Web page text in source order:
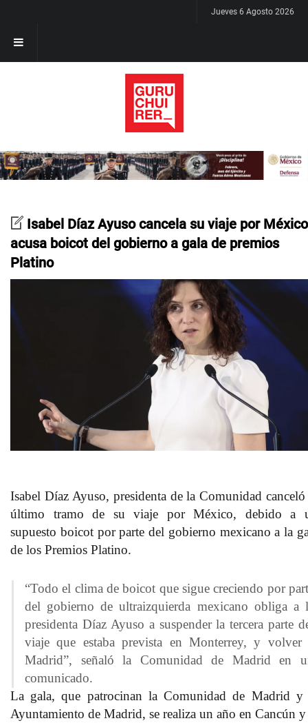
Jueves 6 Agosto 2026
Isabel Díaz Ayuso cancela su viaje por
acusa boicot del gobierno a gala de premios
Platino
Isabel Díaz Ayuso, presidenta de la Comunidad
último tramo de su viaje por México, debido a
supuesto boicot por parte del gobierno mexicano a la
de los Premios Platino.
“Todo el clima de boicot que sigue creciendo por
del gobierno de ultraizquierda mexicano obliga a
presidenta Díaz Ayuso a suspender la tercera parte
viaje que estaba prevista en Monterrey, y volver
Madrid”, señaló la Comunidad de Madrid en
comunicado.
La gala, que patrocinan la Comunidad de Madrid y
Ayuntamiento de Madrid, se realiza un año en Cancún